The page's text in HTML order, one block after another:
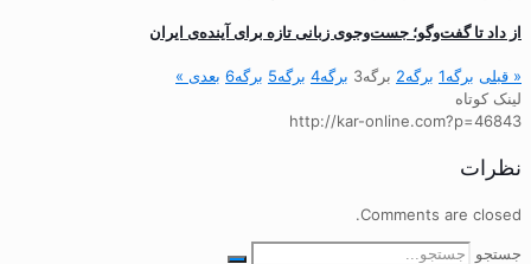
از داد تا گفت‌وگو؛ جست‌وجوی زبانی تازه برای آینده‌ی ایران
« قبلی برگه1 برگه2 برگه3 برگه4 برگه5 برگه6 بعدی »
لینک کوتاه
http://kar-online.com?p=46843
نظرات
Comments are closed.
جستجو